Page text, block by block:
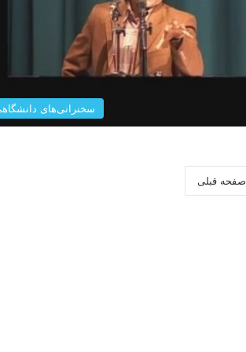
سخنرانی‌های
صفحه قبلی